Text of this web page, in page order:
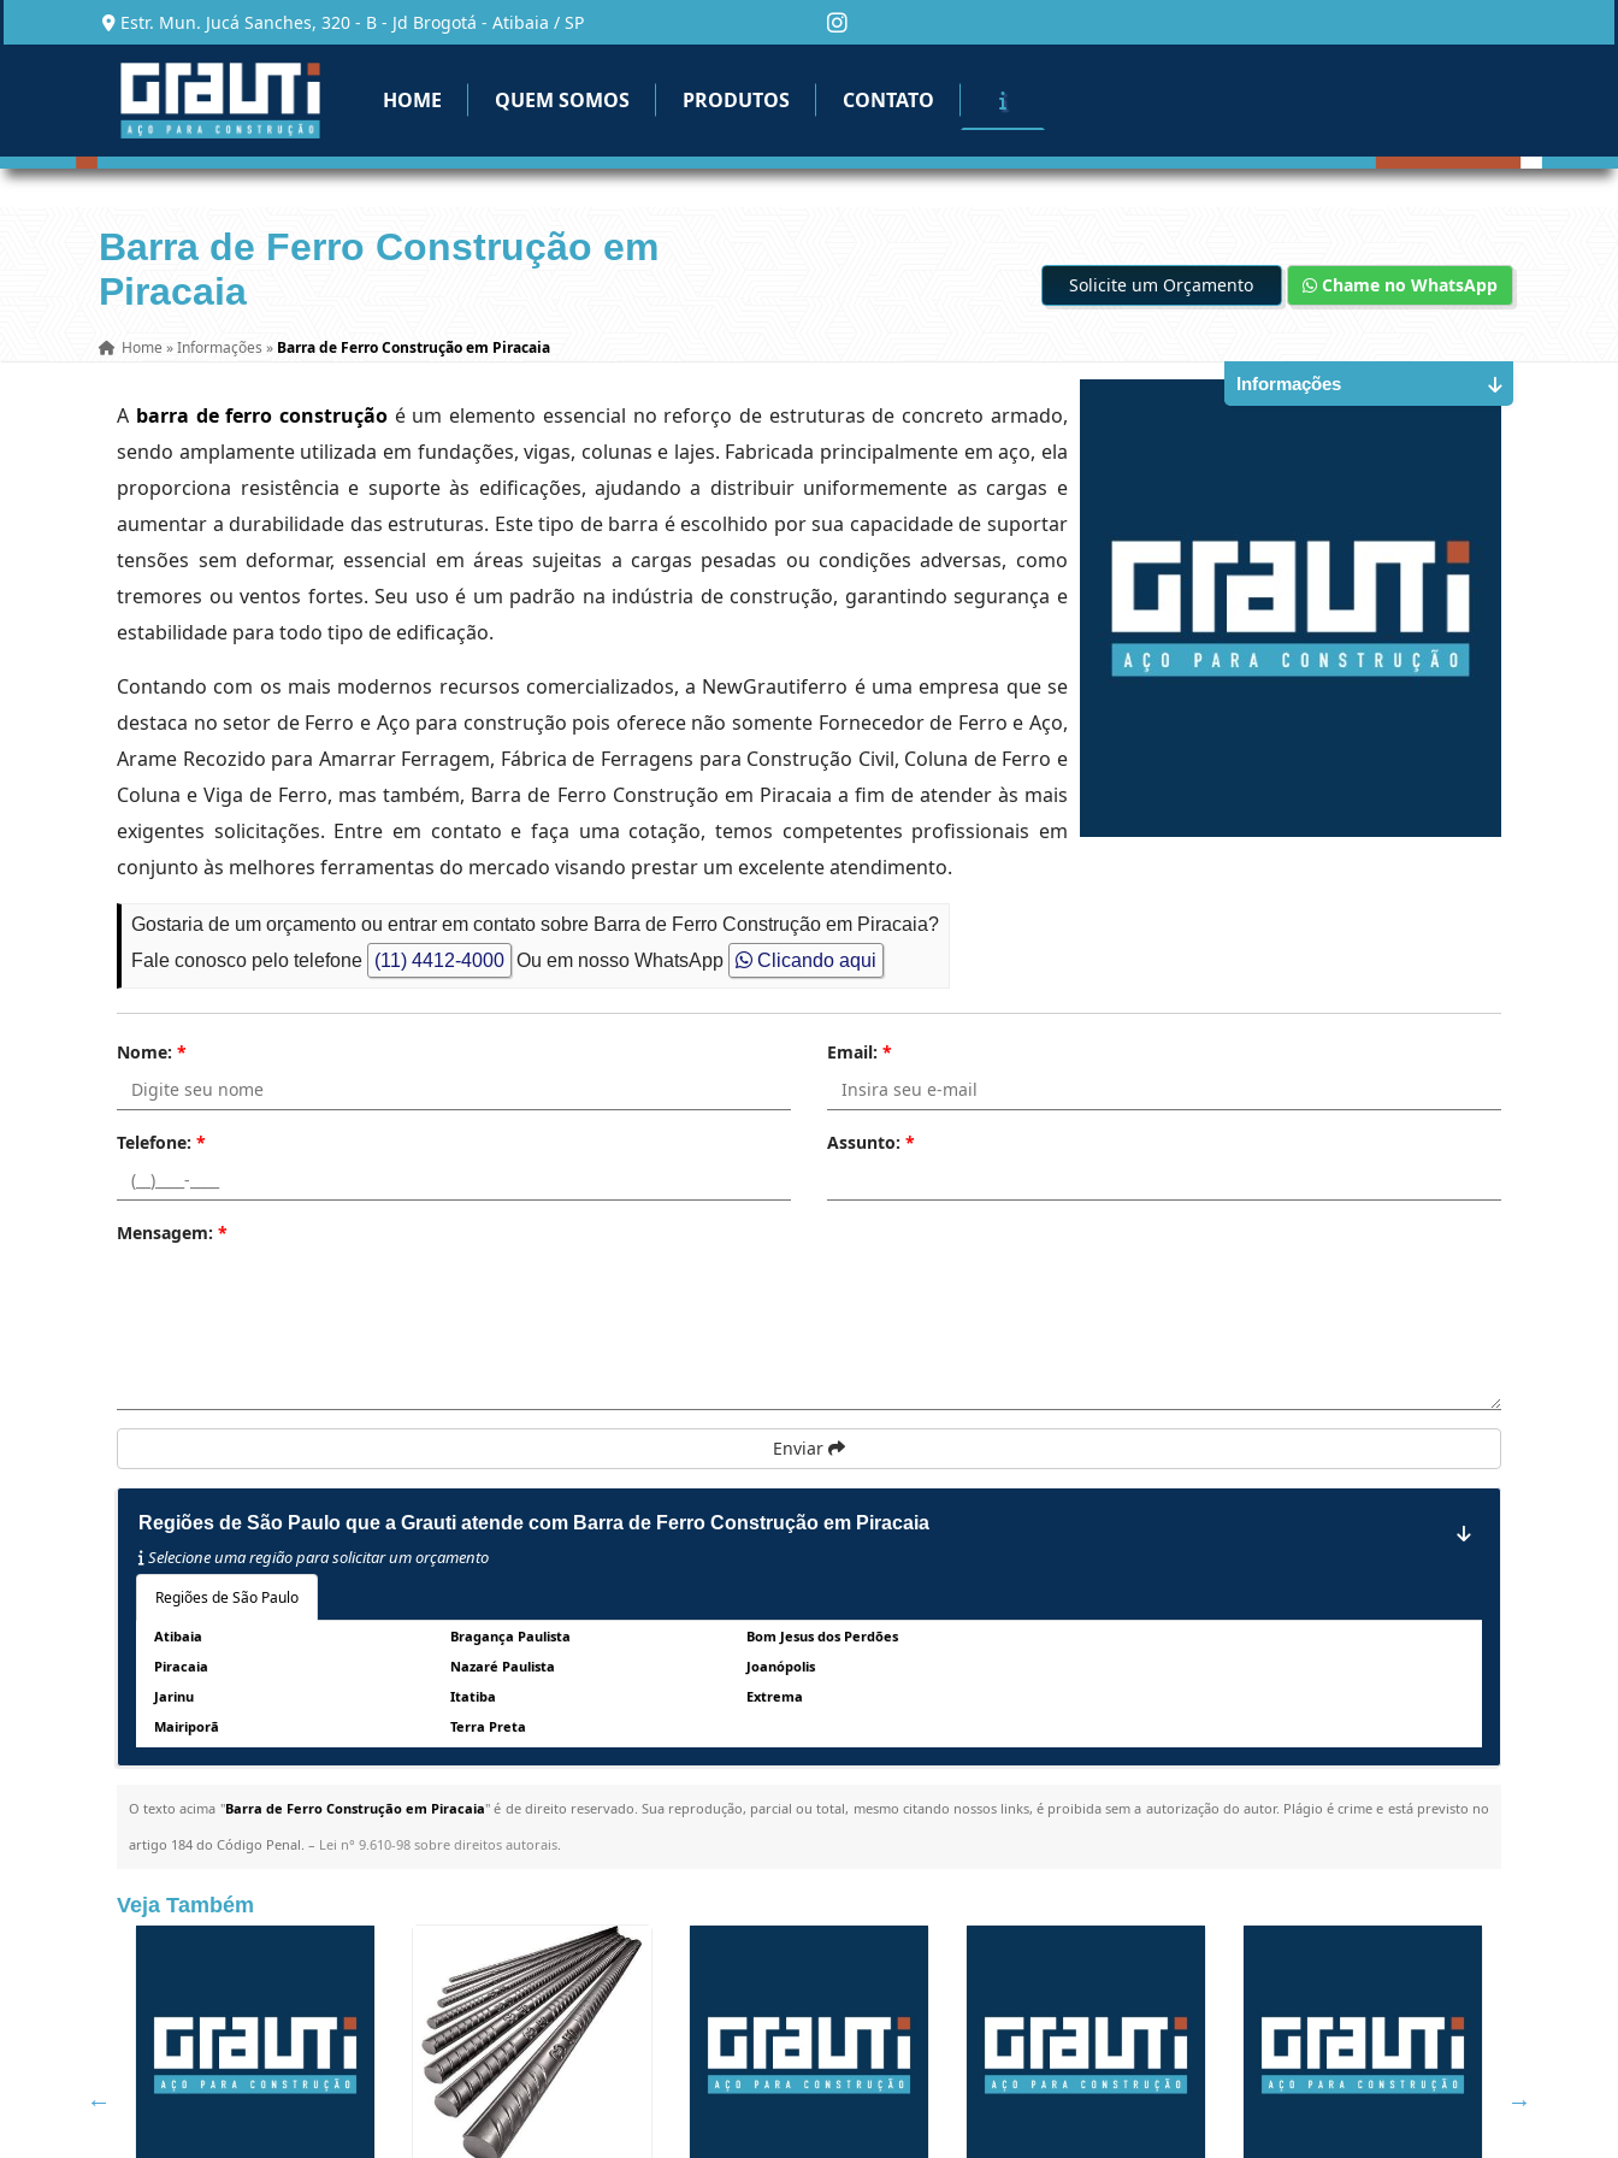
Estr. Mun. Jucá Sanches, 320 - B - Jd Brogotá - Atibaia / SP
HOME QUEM SOMOS PRODUTOS CONTATO
Barra de Ferro Construção em
Piracaia
Home»Informações » Barra de Ferro Construção em Piracaia
Solicite um Orçamento Chame no WhatsApp
A barra de ferro construção é um elemento essencial no reforço de estruturas de concreto armado,
sendo amplamente utilizada em fundações, vigas, colunas e lajes. Fabricada principalmente em aço, ela
proporciona resistência e suporte às edificações, ajudando a distribuir uniformemente as cargas e
aumentar a durabilidade das estruturas. Este tipo de barra é escolhido por sua capacidade de suportar
tensões sem deformar, essencial em áreas sujeitas a cargas pesadas ou condições adversas, como
tremores ou ventos fortes. Seu uso é um padrão na indústria de construção, garantindo segurança e
estabilidade para todo tipo de edificação.
Contando com os mais modernos recursos comercializados, a NewGrautiferro é uma empresa que se
destaca no setor de Ferro e Aço para construção pois oferece não somente Fornecedor de Ferro e Aço,
Arame Recozido para Amarrar Ferragem, Fábrica de Ferragens para Construção Civil, Coluna de Ferro e
Coluna e Viga de Ferro, mas também, Barra de Ferro Construção em Piracaia a fim de atender às mais
exigentes solicitações. Entre em contato e faça uma cotação, temos competentes profissionais em
conjunto às melhores ferramentas do mercado visando prestar um excelente atendimento.
Gostaria de um orçamento ou entrar em contato sobre Barra de Ferro Construção em Piracaia?
Fale conosco pelo telefone
(11) 4412-4000 Ou em nosso WhatsApp Clicando aqui
Nome:* Email: *
Telefone:* Assunto: *
Mensagem:*
Enviar
Regiões de São Paulo que a Grauti atende com Barra de Ferro Construção em Piracaia
Selecione uma região para solicitar um orçamento
Regiões de São Paulo
Atibaia Bragança Paulista
Bom Jesus dos Perdões
Piracaia
Nazaré Paulista
Joanópolis
Jarinu
Itatiba
Extrema
Mairiporã
Terra Preta
O texto acima "Barra de Ferro Construção em Piracaia" é de direito reservado. Sua reprodução, parcial ou total, mesmo citando nossos links, é proibida sem a autorização do autor. Plágio é crime e está previsto no
artigo 184 do Código Penal. – Lei n° 9.610-98 sobre direitos autorais.
Informações
Veja Também